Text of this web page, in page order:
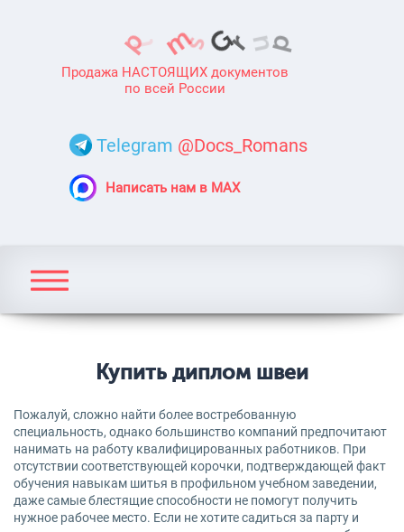
Продажа НАСТОЯЩИХ документов
по всей России
Telegram @Docs_Romans
Написать нам в MAX
Купить диплом швеи
Пожалуй, сложно найти более востребованную
специальность, однако большинство компаний предпочитают
нанимать на работу квалифицированных работников. При
отсутствии соответствующей корочки, подтверждающей факт
обучения навыкам шитья в профильном учебном заведении,
даже самые блестящие способности не помогут получить
нужное рабочее место. Если не хотите садиться за парту и